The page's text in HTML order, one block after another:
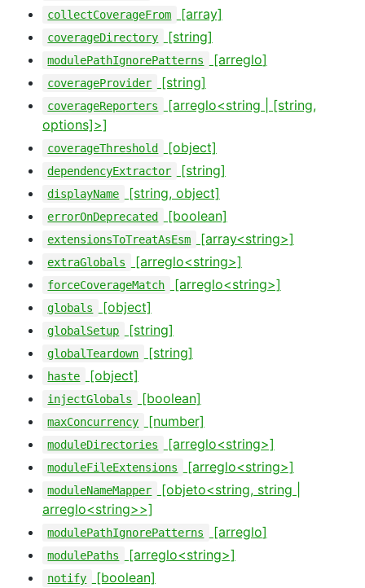
collectCoverageFrom [array]
coverageDirectory [string]
modulePathIgnorePatterns [arreglo]
coverageProvider [string]
coverageReporters
[arreglo<string | [string,
options]>]
coverageThreshold [object]
dependencyExtractor [string]
displayName [string, object]
errorOnDeprecated [boolean]
extensionsToTreatAsEsm [array<string>]
extraGlobals [arreglo<string>]
forceCoverageMatch [arreglo<string>]
globals [object]
globalSetup [string]
globalTeardown [string]
haste [object]
injectGlobals [boolean]
maxConcurrency [number]
moduleDirectories [arreglo<string>]
moduleFileExtensions [arreglo<string>]
moduleNameMapper
[objeto<string, string |
arreglo<string>>]
modulePathIgnorePatterns [arreglo]
modulePaths [arreglo<string>]
notify [boolean]